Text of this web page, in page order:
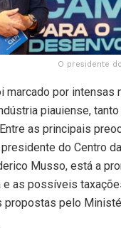
O presidente
marcado por intensas
piauiense,
as principais
do Centro
Musso, está a
e as possíveis
pelo